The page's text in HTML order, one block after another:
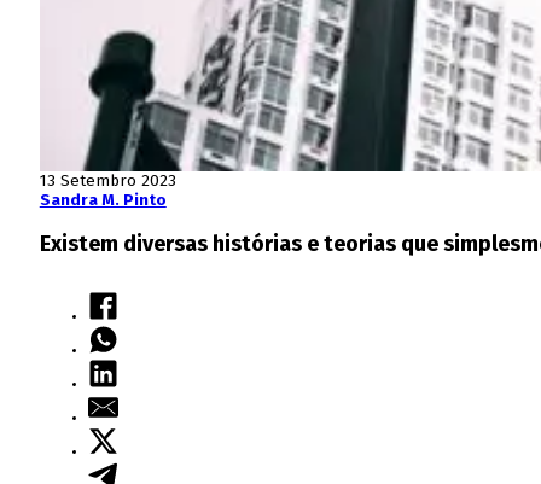
13 Setembro 2023
Sandra M. Pinto
Existem diversas histórias e teorias que